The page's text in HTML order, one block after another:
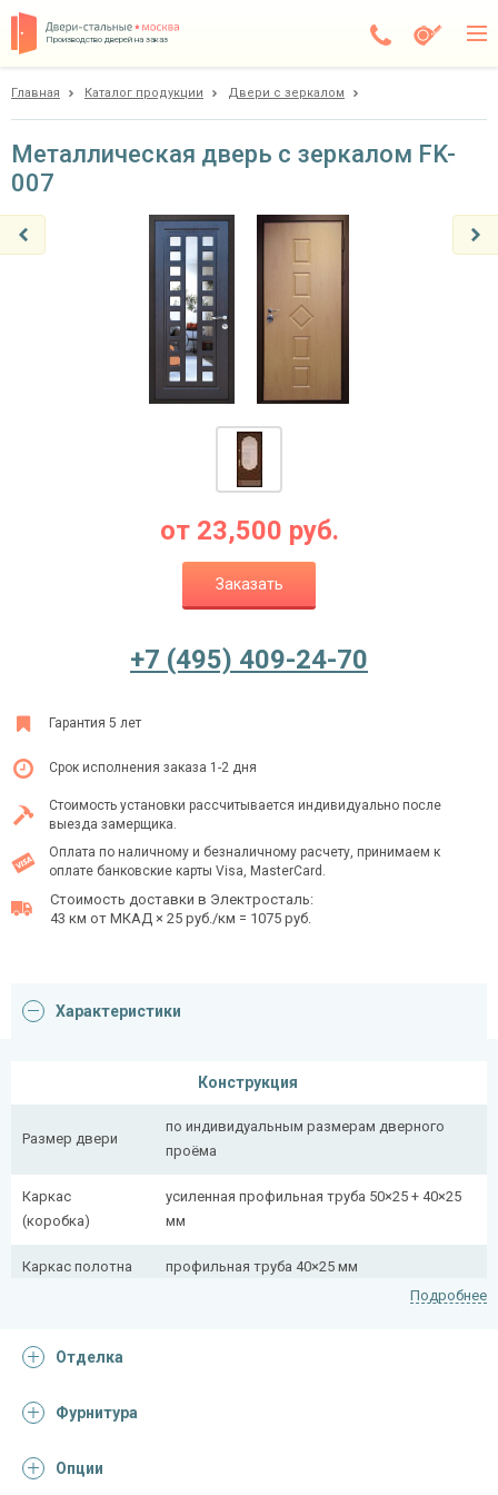
Производство дверей на заказ
Доставка
Покупателям
Ежедневно с 08:00 до 24:00
+7 (495) 409-24-70
Главная Каталог продукции Двери с зеркалом
Металлическая дверь с зеркалом FK-
007
от 23,500 руб.
Заказать
+7 (495) 409-24-70
Гарантия 5 лет
Срок исполнения заказа 1-2 дня
Стоимость установки рассчитывается индивидуально после
выезда замерщика.
Оплата по наличному и безналичному расчету, принимаем к
оплате банковские карты Visa, MasterCard.
Стоимость доставки в Электросталь:
43 км от МКАД × 25 руб./км = 1075 руб.
Характеристики
Конструкция
Размер двери
по индивидуальным размерам дверного
проёма
Каркас
(коробка)
усиленная профильная труба 50×25 + 40×25
мм
Каркас полотна профильная труба 40×25 мм
Притворная
Ребра жесткости
Подробнее
Отделка
Фурнитура
Опции